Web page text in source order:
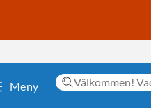
Meny